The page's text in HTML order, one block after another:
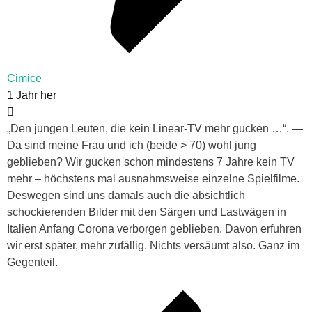
Cimice
1 Jahr her
„Den jungen Leuten, die kein Linear-TV mehr gucken …“. —
Da sind meine Frau und ich (beide > 70) wohl jung
geblieben? Wir gucken schon mindestens 7 Jahre kein TV
mehr – höchstens mal ausnahmsweise einzelne Spielfilme.
Deswegen sind uns damals auch die absichtlich
schockierenden Bilder mit den Särgen und Lastwägen in
Italien Anfang Corona verborgen geblieben. Davon erfuhren
wir erst später, mehr zufällig. Nichts versäumt also. Ganz im
Gegenteil.